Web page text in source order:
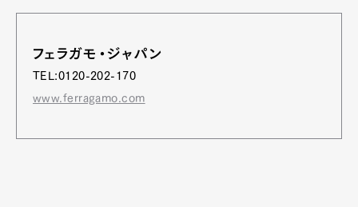
フェラガモ・ジャパン
TEL:0120-202-170
www.ferragamo.com